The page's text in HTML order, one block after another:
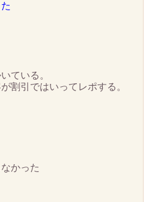
ている。
割引ではいってレポする。
かった